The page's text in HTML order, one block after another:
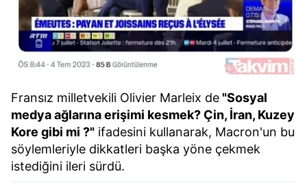
Fransız milletvekili Olivier Marleix de"Sosyal
medya ağlarına erişimi kesmek? Çin, İran, Kuzey
Kore gibi mi ?" ifadesini kullanarak, Macron'un bu
söylemleriyle dikkatleri başka yöne çekmek
istediğini ileri sürdü.